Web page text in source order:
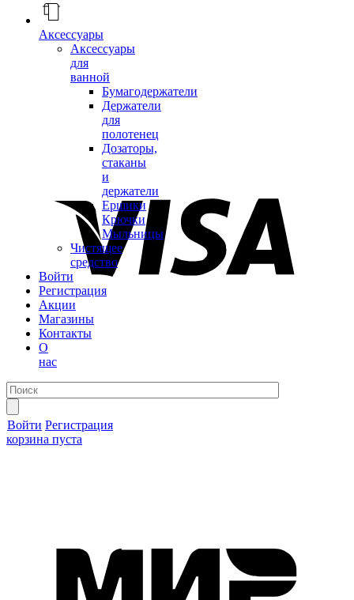
Аксессуары
Аксессуары
для
ванной
Бумагодержатели
Держатели
для
полотенец
Дозаторы,
стаканы
и
держатели
Ершики
Крючки
Мыльницы
Чистящее
средство
Войти
Регистрация
Акции
Магазины
Контакты
О
нас
Войти Регистрация
корзина пуста